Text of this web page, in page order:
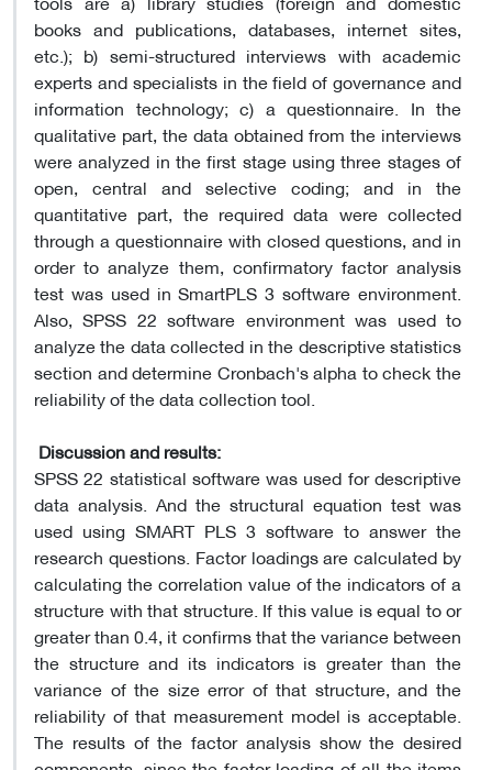
books and publications, databases, internet sites,
etc.); b) semi-structured interviews with academic
experts and specialists in the field of governance and
information technology; c) a questionnaire. In the
qualitative part, the data obtained from the interviews
were analyzed in the first stage using three stages of
open, central and selective coding; and in the
quantitative part, the required data were collected
through a questionnaire with closed questions, and in
order to analyze them, confirmatory factor analysis
test was used in SmartPLS 3 software environment.
Also, SPSS 22 software environment was used to
analyze the data collected in the descriptive statistics
section and determine Cronbach's alpha to check the
reliability of the data collection tool.
Discussion and results:
SPSS 22 statistical software was used for descriptive
data analysis. And the structural equation test was
used using SMART PLS 3 software to answer the
research questions. Factor loadings are calculated by
calculating the correlation value of the indicators of a
structure with that structure. If this value is equal to or
greater than 0.4, it confirms that the variance between
the structure and its indicators is greater than the
variance of the size error of that structure, and the
reliability of that measurement model is acceptable.
The results of the factor analysis show the desired